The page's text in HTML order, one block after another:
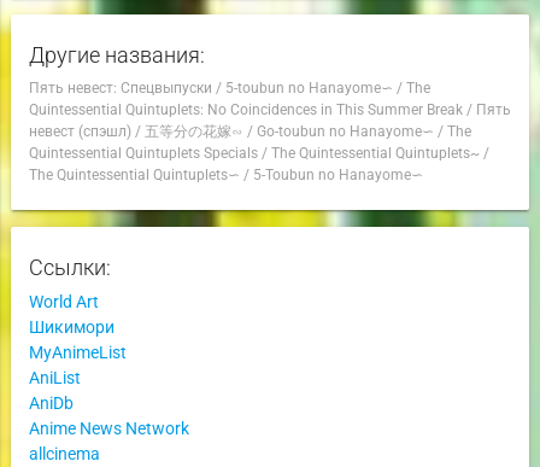
Другие названия:
Пять невест: Спецвыпуски / 5-toubun no Hanayome∽ / The
Quintessential Quintuplets: No Coincidences in This Summer Break/ Пять
невест (спэшл)/ 五等分の花嫁∽ / Go-toubun no Hanayome∽ / The
Quintessential Quintuplets Specials/ The Quintessential Quintuplets~/
The Quintessential Quintuplets∽ / 5-Toubun no Hanayome∽
Ссылки:
World Art
Шикимори
MyAnimeList
AniList
AniDb
Anime News Network
allcinema